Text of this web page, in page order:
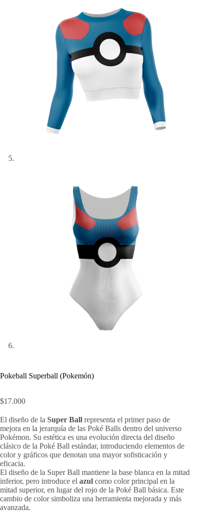
Pokeball Superball (Pokemón)
$17.000
El diseño de la Super Ball representa el primer paso de
mejora en la jerarquía de las Poké Balls dentro del universo
Pokémon. Su estética es una evolución directa del diseño
clásico de la Poké Ball estándar, introduciendo elementos de
color y gráficos que denotan una mayor sofisticación y
eficacia.
El diseño de la Super Ball mantiene la base blanca en la mitad
inferior, pero introduce el azul como color principal en la
mitad superior, en lugar del rojo de la Poké Ball básica. Este
cambio de color simboliza una herramienta mejorada y más
avanzada.